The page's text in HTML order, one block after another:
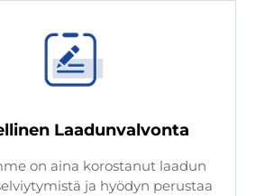
Laadunvalvonta
on aina korostanut laadun
ja hyödyn perustaa